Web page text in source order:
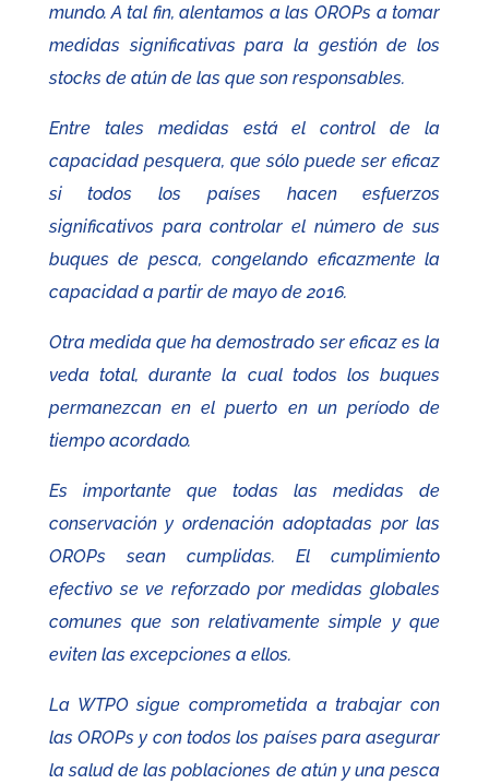
mundo. A tal fin, alentamos a las OROPs a tomar
medidas significativas para la gestión de los
stocks de atún de las que son responsables.
Entre tales medidas está el control de la
capacidad pesquera, que sólo puede ser eficaz
si todos los países hacen esfuerzos
significativos para controlar el número de sus
buques de pesca, congelando eficazmente la
capacidad a partir de mayo de 2016.
Otra medida que ha demostrado ser eficaz es la
veda total, durante la cual todos los buques
permanezcan en el puerto en un período de
tiempo acordado.
Es importante que todas las medidas de
conservación y ordenación adoptadas por las
OROPs sean cumplidas. El cumplimiento
efectivo se ve reforzado por medidas globales
comunes que son relativamente simple y que
eviten las excepciones a ellos.
La WTPO sigue comprometida a trabajar con
las OROPs y con todos los países para asegurar
la salud de las poblaciones de atún y una pesca